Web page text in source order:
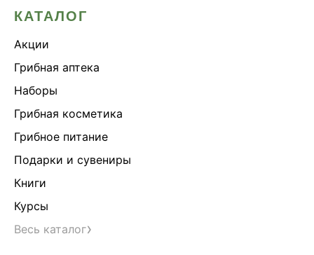
КАТАЛОГ
Акции
Грибная аптека
Наборы
Грибная косметика
Грибное питание
Подарки и сувениры
Книги
Курсы
Весь каталог›